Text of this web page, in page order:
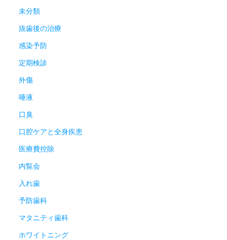
未分類
抜歯後の治療
感染予防
定期検診
外傷
唾液
口臭
口腔ケアと全身疾患
医療費控除
内覧会
入れ歯
予防歯科
マタニティ歯科
ホワイトニング